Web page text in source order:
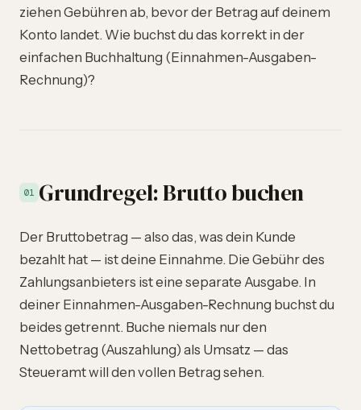
ziehen Gebühren ab, bevor der Betrag auf deinem
Konto landet. Wie buchst du das korrekt in der
einfachen Buchhaltung (Einnahmen-Ausgaben-
Rechnung)?
01 Grundregel: Brutto buchen
Der Bruttobetrag — also das, was dein Kunde
bezahlt hat — ist deine Einnahme. Die Gebühr des
Zahlungsanbieters ist eine separate Ausgabe. In
deiner Einnahmen-Ausgaben-Rechnung buchst du
beides getrennt. Buche niemals nur den
Nettobetrag (Auszahlung) als Umsatz — das
Steueramt will den vollen Betrag sehen.